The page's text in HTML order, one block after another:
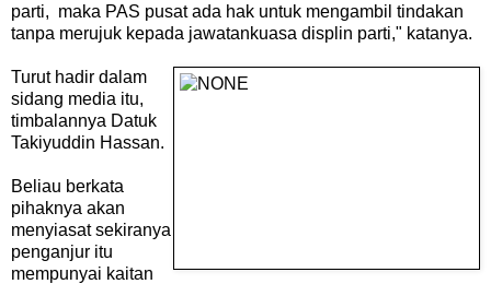
parti, maka PAS pusat ada hak untuk mengambil tindakan
tanpa merujuk kepada jawatankuasa displin parti," katanya.
Turut hadir dalam
sidang media itu,
timbalannya Datuk
Takiyuddin Hassan.
Beliau berkata
pihaknya akan
menyiasat sekiranya
penganjur itu
mempunyai kaitan